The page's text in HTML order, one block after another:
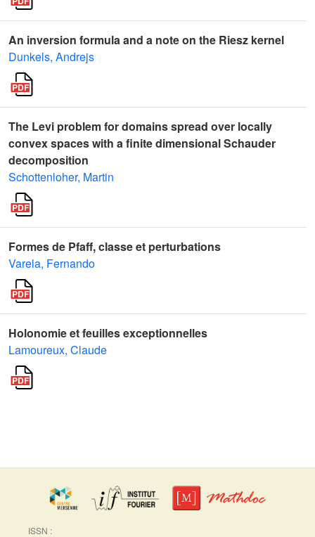
An inversion formula and a note on the Riesz kernel
Dunkels, Andrejs
The Levi problem for domains spread over locally
convex spaces with a finite dimensional Schauder
decomposition
Schottenloher, Martin
Formes de Pfaff, classe et perturbations
Varela, Fernando
Holonomie et feuilles exceptionnelles
Lamoureux, Claude
ISSN :